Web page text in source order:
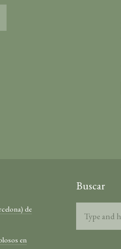
de
en
Buscar